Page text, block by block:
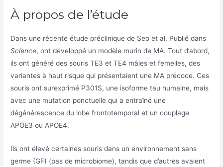
À propos de l’étude
Dans une récente étude préclinique de Seo et al. Publié dans
Science, ont développé un modèle murin de MA. Tout d’abord,
ils ont généré des souris TE3 et TE4 mâles et femelles, des
variantes à haut risque qui présentaient une MA précoce. Ces
souris ont surexprimé P301S, une isoforme tau humaine, mais
avec une mutation ponctuelle qui a entraîné une
dégénérescence du lobe frontotemporal et un couplage
APOE3 ou APOE4.
Ils ont élevé certaines souris dans un environnement sans
germe (GF) (pas de microbiome), tandis que d’autres avaient